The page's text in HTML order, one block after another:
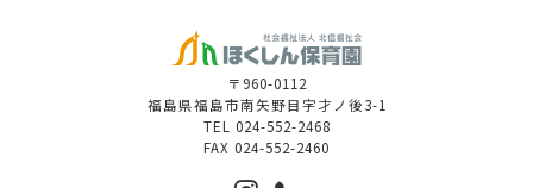
〒960-0112
福島県福島市南矢野目字才ノ後3-1
TEL 024-552-2468
FAX 024-552-2460